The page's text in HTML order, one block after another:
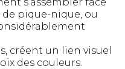
pique-nique, ou
créent un lien visuel
des couleurs.